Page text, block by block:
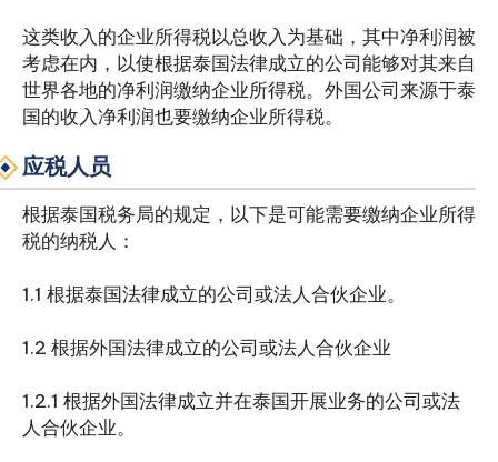
这类收入的企业所得税以总收入为基础，其中净利润被
考虑在内，以使根据泰国法律成立的公司能够对其来自
世界各地的净利润缴纳企业所得税。外国公司来源于泰
国的收入净利润也要缴纳企业所得税。
应税人员
根据泰国税务局的规定，以下是可能需要缴纳企业所得
税的纳税人：
1.1 根据泰国法律成立的公司或法人合伙企业。
1.2 根据外国法律成立的公司或法人合伙企业
1.2.1 根据外国法律成立并在泰国开展业务的公司或法
人合伙企业。